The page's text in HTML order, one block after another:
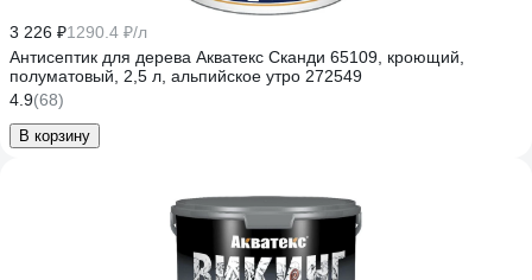
3 226 ₽1290.4 ₽/л
Антисептик для дерева Акватекс Сканди 65109, кроющий,
полуматовый, 2,5 л, альпийское утро 272549
4.9(68)
В корзину